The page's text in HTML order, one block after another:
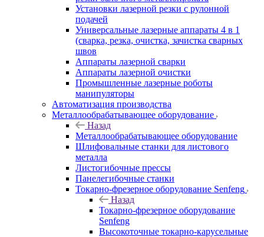
Установки лазерной резки с рулонной
подачей
Универсальные лазерные аппараты 4 в 1
(сварка, резка, очистка, зачистка сварных
швов
Аппараты лазерной сварки
Аппараты лазерной очистки
Промышленные лазерные роботы
манипуляторы
Автоматизация производства
Металлообрабатывающее оборудование
Назад
Металлообрабатывающее оборудование
Шлифовальные станки для листового
металла
Листогибочные прессы
Панелегибочные станки
Токарно-фрезерное оборудование Senfeng
Назад
Токарно-фрезерное оборудование
Senfeng
Высокоточные токарно-карусельные